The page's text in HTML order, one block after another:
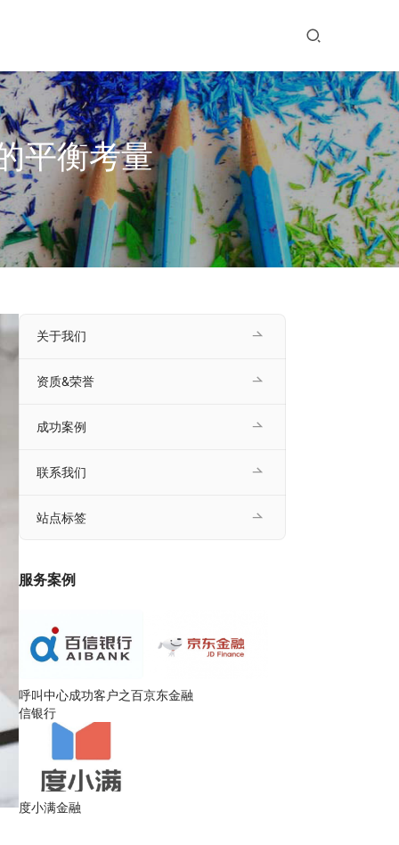
平衡考量
关于我们
资质&荣誉
成功案例
联系我们
站点标签
服务案例
呼叫中心成功客户之百
信银行
京东金融
度小满金融